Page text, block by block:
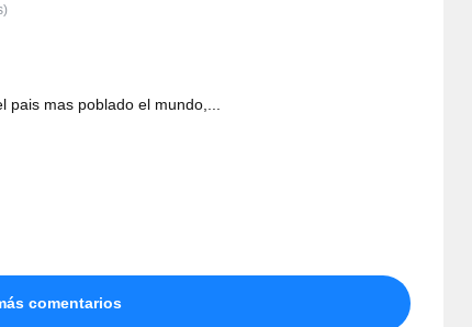
pais mas poblado el mundo,...
comentarios